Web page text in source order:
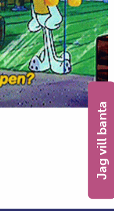
Jag vill banta